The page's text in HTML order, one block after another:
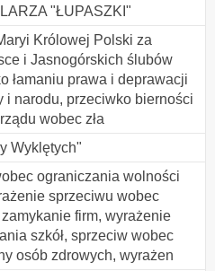
"ŁUPASZKI"
Królowej Polski za
i Jasnogórskich ślubów
łamaniu prawa i deprawacji
i narodu, przeciwko bierności
wobec zła
Wyklętych"
ograniczania wolności
sprzeciwu wobec
firm, wyrażenie
szkół, sprzeciw wobec
osób zdrowych, wyrażen